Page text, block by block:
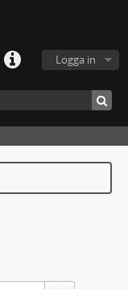
Logga in